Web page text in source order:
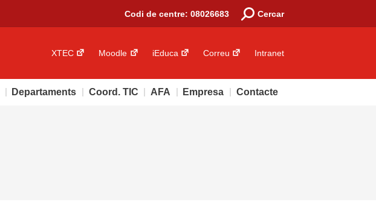
Codi de centre: 08026683 Cercar
XTEC Moodle iEduca Correu Intranet
Departaments Coord. TIC AFA Empresa Contacte